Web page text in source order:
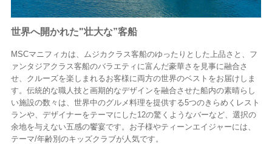
世界へ開かれた"壮大な”客船
MSCマニフィカは、ムジカクラス客船のゆったりとした上品さと、フ
ァンタジアクラス客船のバラエティに富んだ豪華さを見事に融合さ
せ、クルーズを楽しまれるお客様に両方の世界のベストをお届けしま
す。伝統的な職人技と画期的なデザインを融合させた船内の素晴らし
い施設の数々は、世界中のグルメ料理を提供する5つのきらめくレスト
ランや、デザイナーをテーマにした12の驚くようなバーなど、選択の
余地を与えない五感の饗宴です。お子様やティーンエイジャーには、
テーマ/年齢別のキッズクラブが人気です。